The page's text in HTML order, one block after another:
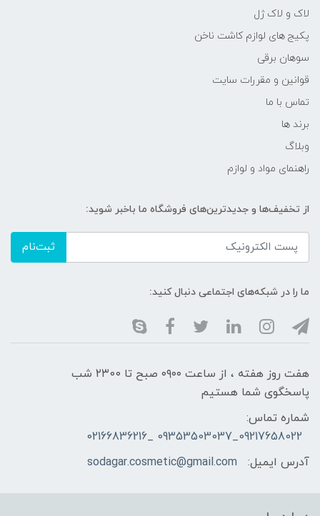
لاک و لاک ژل
پکیج های لوازم کاشت ناخن
سوهان برقی
قوانین و مقررات سایت
تماس با ما
برند ها
وبلاگ
راهنمای مواد و لوازم
از تخفیف‌ها و جدیدترین‌های فروشگاه ما باخبر شوید:
ثبت‌نام
ما را در شبکه‌های اجتماعی دنبال کنید:
هفت روز هفته ، از ساعت ۰۹۰۰ صبح تا ۲۳00 شب
پاسخگوی شما هستیم
شماره تماس:
09217658022_09353503037 _02166836216
آدرس ایمیل:
sodagar.cosmetic@gmail.com